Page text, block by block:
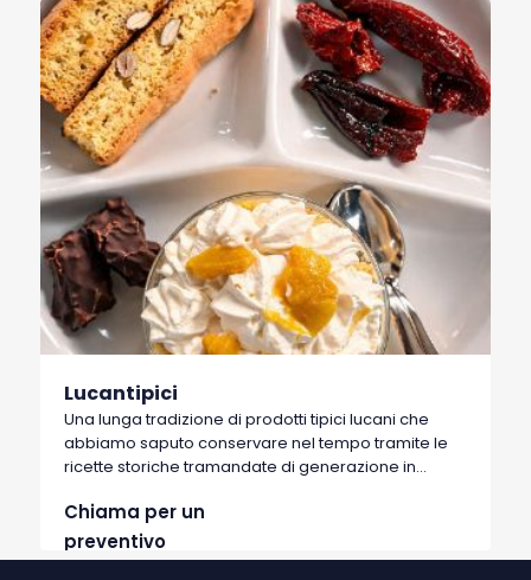
Lucantipici
Una lunga tradizione di prodotti tipici lucani che
abbiamo saputo conservare nel tempo tramite le
ricette storiche tramandate di generazione in
passando per i peperoni, i taralli, le friselle, il miele, il
vino​. Prodotti naturali e genuini che hanno reso
grande la Dieta Mediterranea ormai nota in tutto il
Chiama per un
preventivo